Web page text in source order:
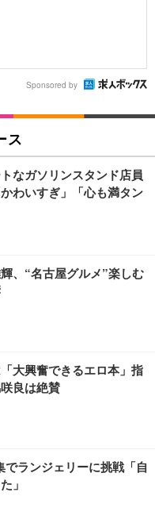
Sponsored by
ス
なガソリンスタンド店員
わいすぎ」「心も満タン
、“名古屋グルメ”楽しむ
大興奮できるエロ本」指
良は絶賛
ランジェリーに挑戦「自
」